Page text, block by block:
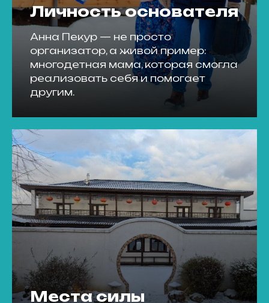
Личность основателя
Анна Пекур — не просто
организатор, а живой пример:
многодетная мама, которая смогла
реализовать себя и помогает
другим.
Места силы